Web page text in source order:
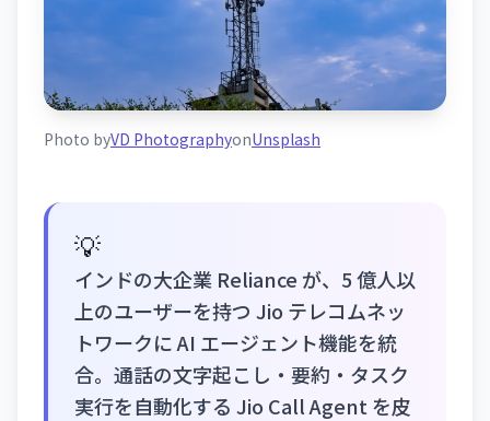
Photo byVD PhotographyonUnsplash
💡
インドの大企業 Reliance が、5 億人以
上のユーザーを持つ Jio テレコムネッ
トワークに AI エージェント機能を統
合。通話の文字起こし・要約・タスク
実行を自動化する Jio Call Agent を皮